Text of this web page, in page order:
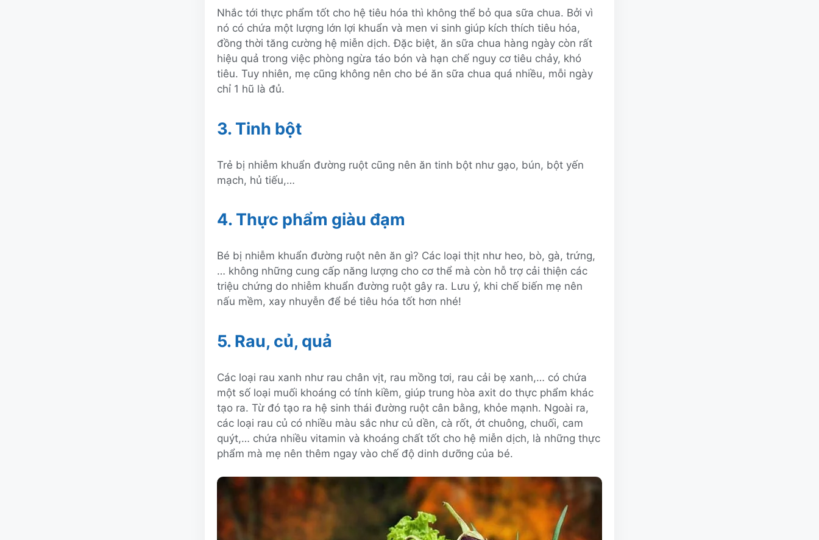
Nhắc tới thực phẩm tốt cho hệ tiêu hóa thì không thể bỏ qua sữa chua. Bởi vì
nó có chứa một lượng lớn lợi khuẩn và men vi sinh giúp kích thích tiêu hóa,
đồng thời tăng cường hệ miễn dịch. Đặc biệt, ăn sữa chua hàng ngày còn rất
hiệu quả trong việc phòng ngừa táo bón và hạn chế nguy cơ tiêu chảy, khó
tiêu. Tuy nhiên, mẹ cũng không nên cho bé ăn sữa chua quá nhiều, mỗi ngày
chỉ 1 hũ là đủ.
3. Tinh bột
Trẻ bị nhiễm khuẩn đường ruột cũng nên ăn tinh bột như gạo, bún, bột yến
mạch, hủ tiếu,…
4. Thực phẩm giàu đạm
Bé bị nhiễm khuẩn đường ruột nên ăn gì? Các loại thịt như heo, bò, gà, trứng,
… không những cung cấp năng lượng cho cơ thể mà còn hỗ trợ cải thiện các
triệu chứng do nhiễm khuẩn đường ruột gây ra. Lưu ý, khi chế biến mẹ nên
nấu mềm, xay nhuyễn để bé tiêu hóa tốt hơn nhé!
5. Rau, củ, quả
Các loại rau xanh như rau chân vịt, rau mồng tơi, rau cải bẹ xanh,… có chứa
một số loại muối khoáng có tính kiềm, giúp trung hòa axit do thực phẩm khác
tạo ra. Từ đó tạo ra hệ sinh thái đường ruột cân bằng, khỏe mạnh. Ngoài ra,
các loại rau củ có nhiều màu sắc như củ dền, cà rốt, ớt chuông, chuối, cam
quýt,… chứa nhiều vitamin và khoáng chất tốt cho hệ miễn dịch, là những thực
phẩm mà mẹ nên thêm ngay vào chế độ dinh dưỡng của bé.